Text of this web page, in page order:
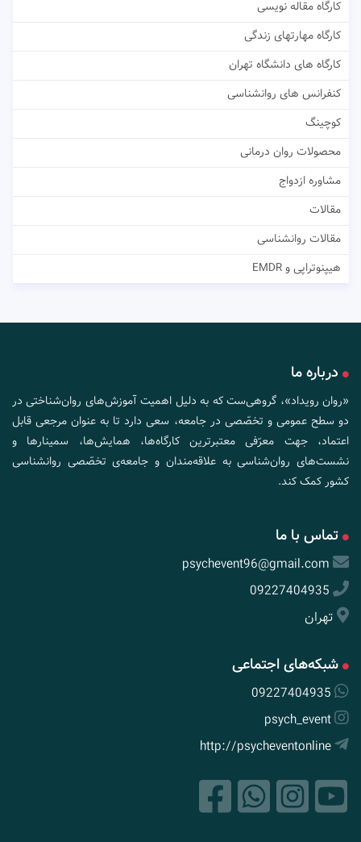
کارگاه مقاله نویسی
کارگاه مهارتهای زندگی
کارگاه های دانشگاه تهران
کنفرانس های روانشناسی
کوچینگ
محصولات روان درمانی
مشاوره ازدواج
مقالات
مقالات روانشناسی
هیپنوتراپی و EMDR
درباره ما
«روان رویداد»، گروهی‌ست که به دلیل اهمیت آموزش‌های روان‌شناختی در
دو سطح عمومی و تخصّصی در جامعه، سعی دارد تا به عنوان مرجعی قابل
اعتماد، جهت معرّفی معتبرترین کارگاه‌ها، همایش‌ها، سمینارها و
نشست‌های روان‌شناسی به علاقه‌مندان و جامعه‌ی تخصّصی روانشناسی
کشور کمک کند.
تماس با ما
psychevent96@gmail.com
09227404935
تهران
شبکه‌های اجتماعی
09227404935
psych_event
http://psycheventonline